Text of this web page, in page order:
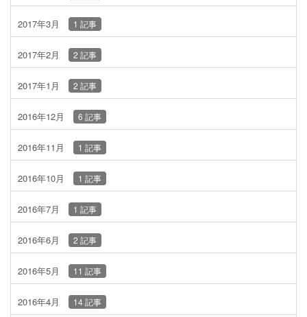
2017年3月 1 記事
2017年2月 2 記事
2017年1月 2 記事
2016年12月 6 記事
2016年11月 1 記事
2016年10月 1 記事
2016年7月 1 記事
2016年6月 2 記事
2016年5月 11 記事
2016年4月 14 記事